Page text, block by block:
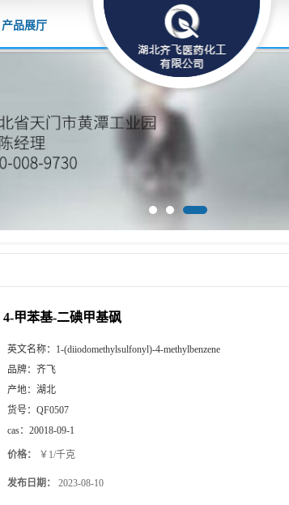
产品展厅
4-甲苯基-二碘甲基砜
英文名称： 1-(diiodomethylsulfonyl)-4-methylbenzene
品牌： 齐飞
产地： 湖北
货号： QF0507
cas： 20018-09-1
价格： ￥1/千克
发布日期： 2023-08-10